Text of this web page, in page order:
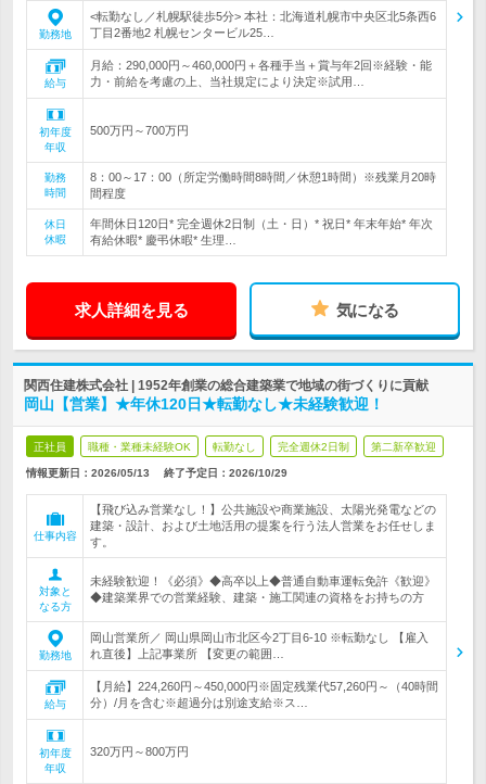
勤務地
<転勤なし／札幌駅徒歩5分> 本社：北海道札幌市中央区北5条西6
丁目2番地2 札幌センタービル25…
給与
月給：290,000円～460,000円＋各種手当＋賞与年2回※経験・能
力・前給を考慮の上、当社規定により決定※試用…
初年度
年収
500万円～700万円
勤務
時間
8：00～17：00（所定労働時間8時間／休憩1時間）※残業月20時
間程度
休日
休暇
年間休日120日* 完全週休2日制（土・日）* 祝日* 年末年始* 年次
有給休暇* 慶弔休暇* 生理…
求人詳細を見る 気になる
関西住建株式会社 | 1952年創業の総合建築業で地域の街づくりに貢献
岡山【営業】★年休120日★転勤なし★未経験歓迎！
正社員 職種・業種未経験OK 転勤なし 完全週休2日制 第二新卒歓迎
情報更新日：2026/05/13 終了予定日： 2026/10/29
仕事内容
【飛び込み営業なし！】公共施設や商業施設、太陽光発電などの
建築・設計、および土地活用の提案を行う法人営業をお任せしま
す。
対象と
なる方
未経験歓迎！《必須》◆高卒以上◆普通自動車運転免許《歓迎》
◆建築業界での営業経験、建築・施工関連の資格をお持ちの方
勤務地
岡山営業所／ 岡山県岡山市北区今2丁目6-10 ※転勤なし 【雇入
れ直後】上記事業所 【変更の範囲…
給与
【月給】224,260円～450,000円※固定残業代57,260円～（40時間
分）/月を含む※超過分は別途支給※ス…
初年度
年収
320万円～800万円